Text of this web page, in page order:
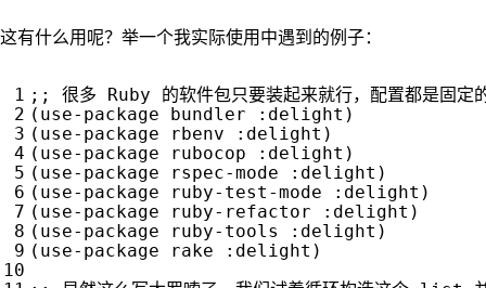
这有什么用呢？举一个我实际使用中遇到的例子：
;; 很多 Ruby 的软件包只要装起来就行，配置都是固定
( use-package bundler :delight )
( use-package rbenv :delight )
( use-package rubocop :delight )
( use-package rspec-mode :delight )
( use-package ruby-test-mode :delight )
( use-package ruby-refactor :delight )
( use-package ruby-tools :delight )
( use-package rake :delight )